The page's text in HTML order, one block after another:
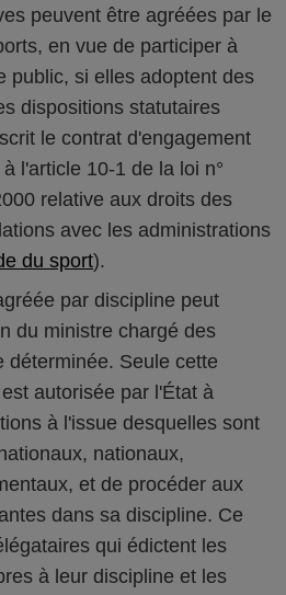
peuvent être agréées par le
en vue de participer à
public, si elles adoptent des
dispositions statutaires
le contrat d'engagement
l'article 10-1 de la loi n°
relative aux droits des
avec les administrations
du sport).
par discipline peut
du ministre chargé des
déterminée. Seule cette
autorisée par l'État à
à l'issue desquelles sont
nationaux,
et de procéder aux
dans sa discipline. Ce
qui édictent les
à leur discipline et les